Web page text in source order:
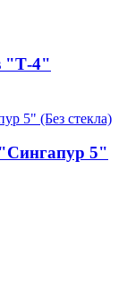
"Т-4"
5"